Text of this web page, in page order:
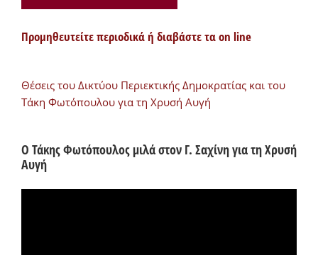
Προμηθευτείτε περιοδικά ή διαβάστε τα on line
Θέσεις του Δικτύου Περιεκτικής Δημοκρατίας και του
Τάκη Φωτόπουλου για τη Χρυσή Αυγή
Ο Τάκης Φωτόπουλος μιλά στον Γ. Σαχίνη για τη Χρυσή
Αυγή